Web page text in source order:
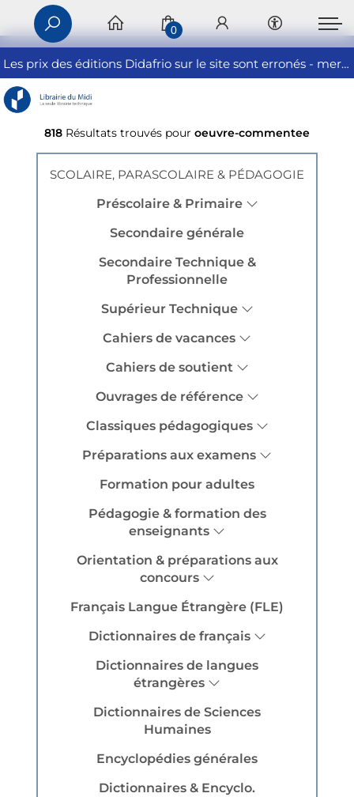
Les prix des éditions Didafrio sur le site sont erronés - merci de nous contacter
0
818 Résultats trouvés pour oeuvre-commentee
SCOLAIRE, PARASCOLAIRE & PÉDAGOGIE
Préscolaire & Primaire
Secondaire générale
Secondaire Technique &
Professionnelle
Supérieur Technique
Cahiers de vacances
Cahiers de soutient
Ouvrages de référence
Classiques pédagogiques
Préparations aux examens
Formation pour adultes
Pédagogie & formation des
enseignants
Orientation & préparations aux
concours
Français Langue Étrangère (FLE)
Dictionnaires de français
Dictionnaires de langues
étrangères
Dictionnaires de Sciences
Humaines
Encyclopédies générales
Dictionnaires & Encyclo.